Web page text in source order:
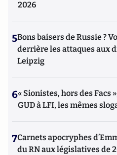
2026
5Bons baisers de Russie ?
derrière les attaques aux
Leipzig
6« Sionistes, hors des Facs
GUD à LFI, les mêmes
7Carnets apocryphes
du RN aux législatives de